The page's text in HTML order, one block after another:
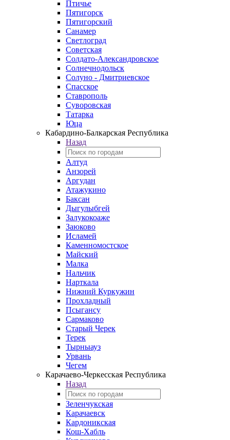
Птичье
Пятигорск
Пятигорский
Санамер
Светлоград
Советская
Солдато-Александровское
Солнечнодольск
Солуно - Дмитриевское
Спасское
Ставрополь
Суворовская
Татарка
Юца
Кабардино‑Балкарская Республика
Назад
Алтуд
Анзорей
Аргудан
Атажукино
Баксан
Дыгулыбгей
Залукокоаже
Заюково
Исламей
Каменномостское
Майский
Малка
Нальчик
Нарткала
Нижний Куркужин
Прохладный
Псыгансу
Сармаково
Старый Черек
Терек
Тырныауз
Урвань
Чегем
Карачаево-Черкесская Республика
Назад
Зеленчукская
Карачаевск
Кардоникская
Кош-Хабль